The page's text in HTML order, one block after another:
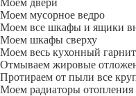
Моем двери
Моем мусорное ведро
Моем все шкафы и ящики
Моем шкафы сверху
Моем весь кухонный
Отмываем жировые
Протираем от пыли все
Моем радиаторы отопления